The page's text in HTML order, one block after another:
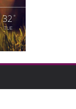
32 °
TUE